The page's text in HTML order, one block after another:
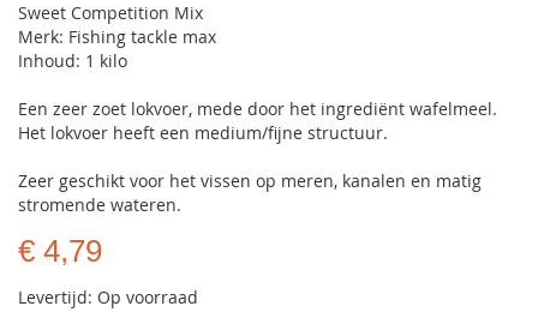
Sweet Competition Mix
Merk: Fishing tackle max
Inhoud: 1 kilo
Een zeer zoet lokvoer, mede door het ingrediënt wafelmeel.
Het lokvoer heeft een medium/fijne structuur.
Zeer geschikt voor het vissen op meren, kanalen en matig
stromende wateren.
€ 4,79
Levertijd: Op voorraad